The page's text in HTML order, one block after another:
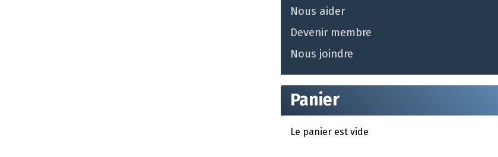
Nous aider
Devenir membre
Nous joindre
Panier
Le panier est vide